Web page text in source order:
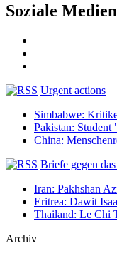
Soziale Medien
Urgent actions
Simbabwe:
Pakistan: Student
China:
Briefe gegen
Iran: Pakhshan
Eritrea: Dawit
Thailand: Le Chi
Archiv